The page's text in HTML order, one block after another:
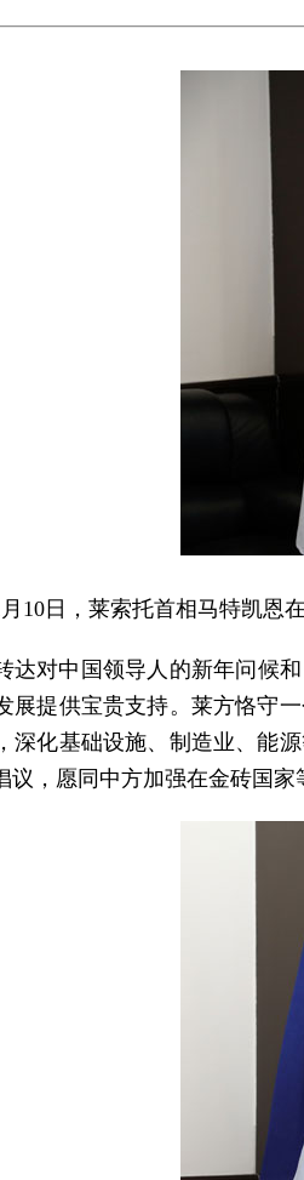
10日，莱索托首相马特凯恩
达对中国领导人的新年问候
展提供宝贵支持。莱方恪守
深化基础设施、制造业、能
议，愿同中方加强在金砖国